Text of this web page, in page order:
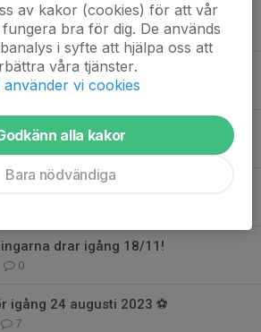
0
för barnlaget!
0
Saltängen och Svärtinge
Saltängen barn och ungdom
drar igång 18/11!
0
igång 24 augusti 2023 ⚽️
7
av kakor (cookies) för att vår
bra för dig. De används
i syfte att hjälpa oss att
våra tjänster.
använder vi cookies
alla kakor
Bara nödvändiga